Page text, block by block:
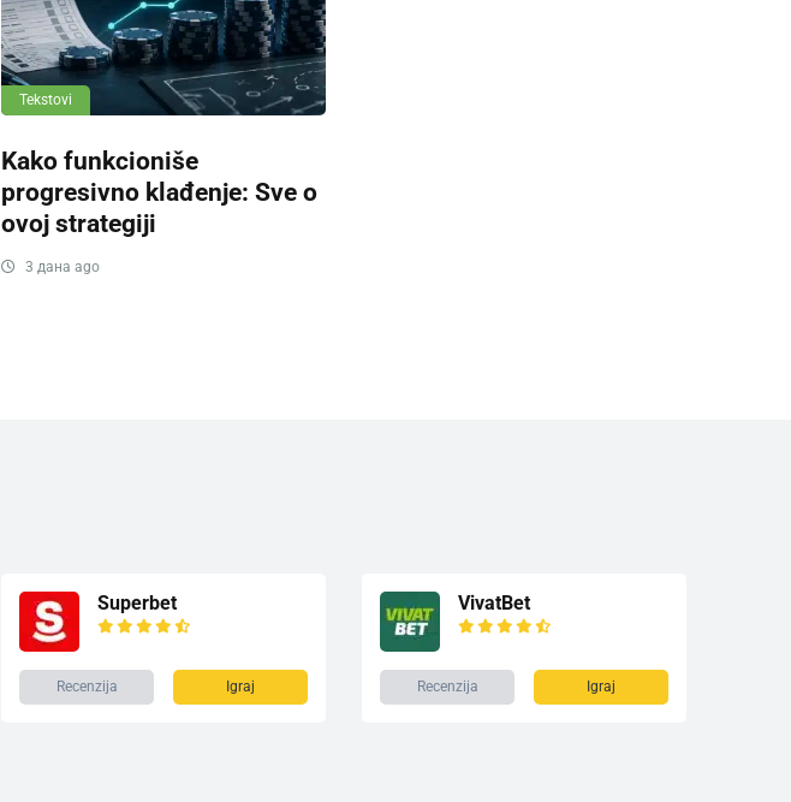
Tekstovi
Kako funkcioniše
progresivno klađenje: Sve o
ovoj strategiji
3 дана ago
Superbet
Recenzija Igraj
VivatBet
Recenzija Igraj